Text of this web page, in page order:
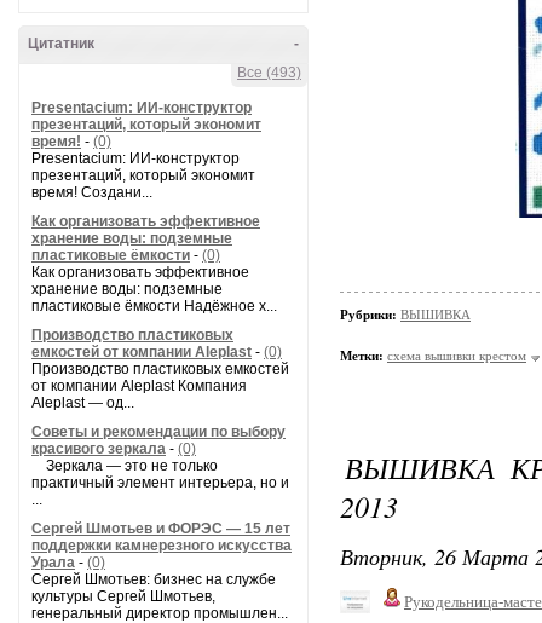
-
Цитатник
Все (493)
Presentacium: ИИ‑конструктор
презентаций, который экономит
время! - (0)
Presentacium: ИИ‑конструктор
презентаций, который экономит
время! Создани...
Как организовать эффективное
хранение воды: подземные
пластиковые ёмкости - (0)
Как организовать эффективное
хранение воды: подземные
пластиковые ёмкости Надёжное х...
Производство пластиковых
емкостей от компании Aleplast - (0)
Производство пластиковых емкостей
от компании Aleplast Компания
Aleplast — од...
Советы и рекомендации по выбору
красивого зеркала - (0)
Зеркала — это не только
практичный элемент интерьера, но и
...
Сергей Шмотьев и ФОРЭС — 15 лет
поддержки камнерезного искусства
Урала - (0)
Сергей Шмотьев: бизнес на службе
культуры Сергей Шмотьев,
генеральный директор промышлен...
Рубрики: ВЫШИВКА
Метки: схема вышивки крестом
ВЫШИВКА
2013
Вторник, 26 Марта
Рукодельница-